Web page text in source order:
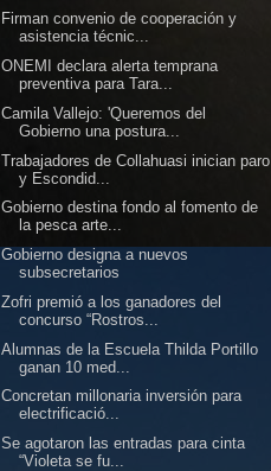
Firman convenio de cooperación y
asistencia técnic...
ONEMI declara alerta temprana
preventiva para Tara...
Camila Vallejo: 'Queremos del
Gobierno una postura...
Trabajadores de Collahuasi inician paro
y Escondid...
Gobierno destina fondo al fomento de
la pesca arte...
Gobierno designa a nuevos
subsecretarios
Zofri premió a los ganadores del
concurso “Rostros...
Alumnas de la Escuela Thilda Portillo
ganan 10 med...
Concretan millonaria inversión para
electrificació...
Se agotaron las entradas para cinta
“Violeta se fu...